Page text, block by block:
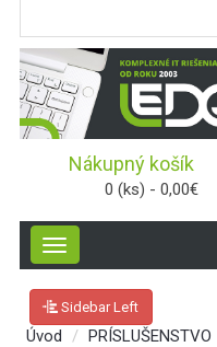
Nákupný košík
0 (ks) - 0,00€
Toggle
navigation
Sidebar Left
Úvod PRÍSLUŠENSTVO